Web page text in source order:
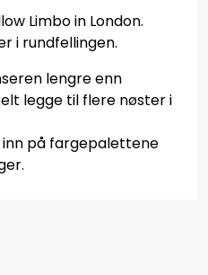
Limbo in London.
i rundfellingen.
lengre enn
legge til flere nøster i
inn på fargepalettene